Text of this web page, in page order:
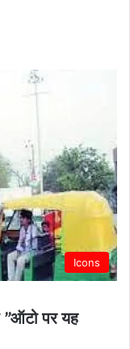
Icons
”ऑटो पर यह